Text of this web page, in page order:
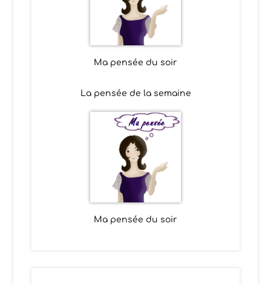
Ma pensée du soir
La pensée de la semaine
Ma pensée du soir